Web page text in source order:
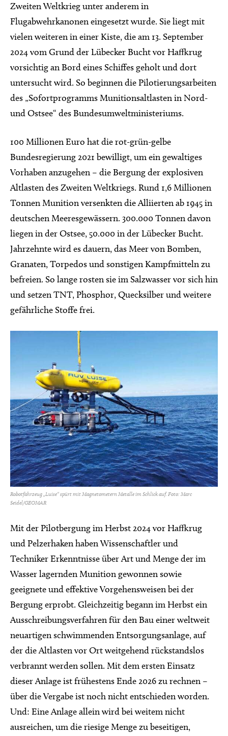
Zweiten Weltkrieg unter anderem in
Flugabwehrkanonen eingesetzt wurde. Sie liegt mit
vielen weiteren in einer Kiste, die am 13. September
2024 vom Grund der Lübecker Bucht vor Haffkrug
vorsichtig an Bord eines Schiffes geholt und dort
untersucht wird. So beginnen die Pilotierungsarbeiten
des „Sofortprogramms Munitionsaltlasten in Nord-
und Ostsee“ des Bundesumweltministeriums.
100 Millionen Euro hat die rot-grün-gelbe
Bundesregierung 2021 bewilligt, um ein gewaltiges
Vorhaben anzugehen – die Bergung der explosiven
Altlasten des Zweiten Weltkriegs. Rund 1,6 Millionen
Tonnen Munition versenkten die Alliierten ab 1945 in
deutschen Meeresgewässern. 300.000 Tonnen davon
liegen in der Ostsee, 50.000 in der Lübecker Bucht.
Jahrzehnte wird es dauern, das Meer von Bomben,
Granaten, Torpedos und sonstigen Kampfmitteln zu
befreien. So lange rosten sie im Salzwasser vor sich hin
und setzen TNT, Phosphor, Quecksilber und weitere
gefährliche Stoffe frei.
Robotfahrzeug „Luise“ spürt mit Magnetometern Metalle im Schlick auf. Foto: Marc
Seidel/GEOMAR
Mit der Pilotbergung im Herbst 2024 vor Haffkrug
und Pelzerhaken haben Wissenschaftler und
Techniker Erkenntnisse über Art und Menge der im
Wasser lagernden Munition gewonnen sowie
geeignete und effektive Vorgehensweisen bei der
Bergung erprobt. Gleichzeitig begann im Herbst ein
Ausschreibungsverfahren für den Bau einer weltweit
neuartigen schwimmenden Entsorgungsanlage, auf
der die Altlasten vor Ort weitgehend rückstandslos
verbrannt werden sollen. Mit dem ersten Einsatz
dieser Anlage ist frühestens Ende 2026 zu rechnen –
über die Vergabe ist noch nicht entschieden worden.
Und: Eine Anlage allein wird bei weitem nicht
ausreichen, um die riesige Menge zu beseitigen,